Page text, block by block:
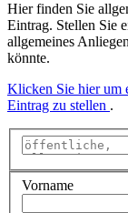
Hier finden Sie
Eintrag. Stellen Sie
allgemeines
könnte.
Klicken Sie hier um
Eintrag zu stellen .
Vorname